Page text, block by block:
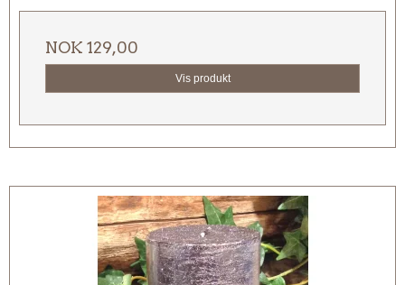
NOK 129,00
Vis produkt